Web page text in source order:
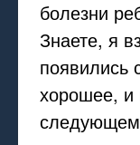
болезни
Знаете, я
появились
хорошее, и
следующем